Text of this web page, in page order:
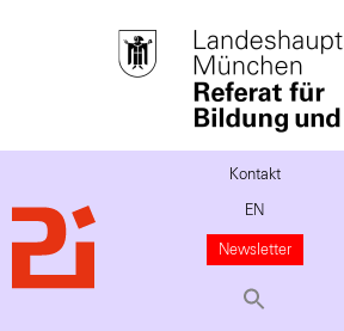
Kontakt
EN
Newsletter